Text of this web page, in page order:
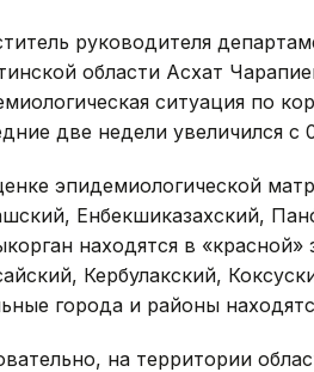
руководителя
области Асхат
ситуация по
две недели увеличился с
эпидемиологической
Енбекшиказахский,
находятся в
Кербулакский,
города и районы
на территории